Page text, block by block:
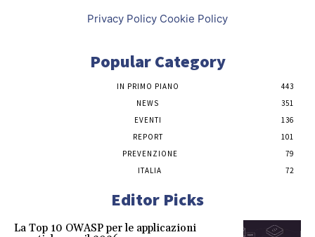
Privacy Policy Cookie Policy
Popular Category
IN PRIMO PIANO
443
NEWS
351
EVENTI
136
REPORT
101
PREVENZIONE
79
ITALIA
72
Editor Picks
La Top 10 OWASP per le applicazioni